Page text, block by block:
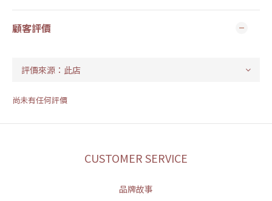
顧客評價
尚未有任何評價
CUSTOMER SERVICE
品牌故事